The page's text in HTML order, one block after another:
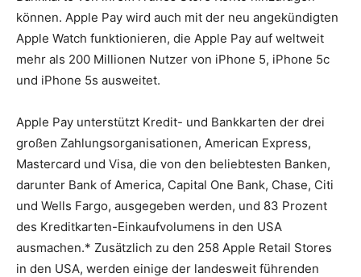
können. Apple Pay wird auch mit der neu angekündigten
Apple Watch funktionieren, die Apple Pay auf weltweit
mehr als 200 Millionen Nutzer von iPhone 5, iPhone 5c
und iPhone 5s ausweitet.
Apple Pay unterstützt Kredit- und Bankkarten der drei
großen Zahlungsorganisationen, American Express,
Mastercard und Visa, die von den beliebtesten Banken,
darunter Bank of America, Capital One Bank, Chase, Citi
und Wells Fargo, ausgegeben werden, und 83 Prozent
des Kreditkarten-Einkaufvolumens in den USA
ausmachen.* Zusätzlich zu den 258 Apple Retail Stores
in den USA, werden einige der landesweit führenden